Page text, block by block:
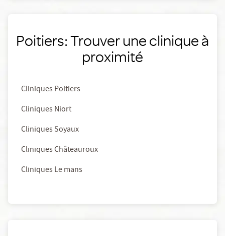
Poitiers: Trouver une clinique à
proximité
Cliniques Poitiers
Cliniques Niort
Cliniques Soyaux
Cliniques Châteauroux
Cliniques Le mans